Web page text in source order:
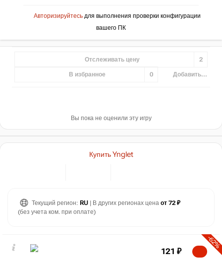
Авторизируйтесь для выполнения проверки конфигурации
вашего ПК
Отслеживать цену 2
В избранное 0 Добавить...
Вы пока не оценили эту игру
Купить Ynglet
Текущий регион: RU | В других регионах цена от 72 ₽
(без учета ком. при оплате)
-62%
121 ₽